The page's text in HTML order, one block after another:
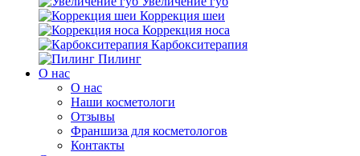
Коррекция шеи
Коррекция носа
Карбокситерапия
Пилинг
O нас
O нас
Наши косметологи
Отзывы
Франшиза для косметологов
Контакты